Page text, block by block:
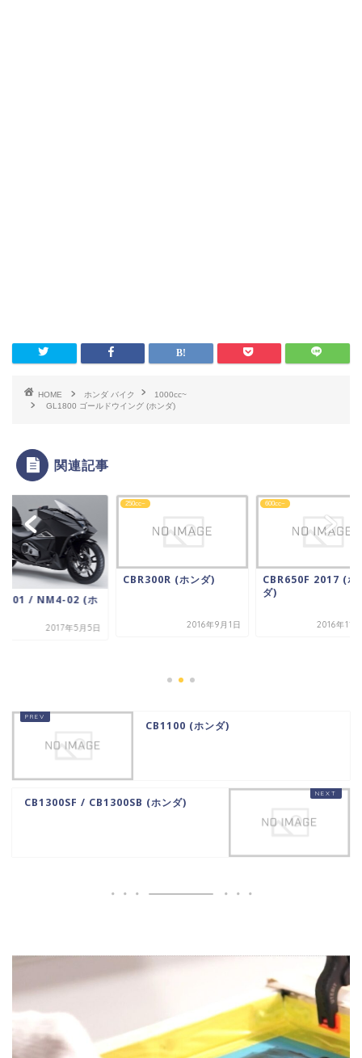
HOME ホンダ バイク
1000cc~
GL1800 ゴールドウイング (ホンダ)
関連記事
01 / NM4-02 (ホ
2017年5月5日
250cc~
CBR300R (ホンダ)
2016年9月1日
600cc~
CBR650F 2017 (ホ
ダ)
2016年11
CB1100 (ホンダ)
CB1300SF / CB1300SB (ホンダ)